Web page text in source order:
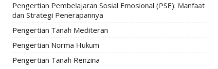
Pengertian Pembelajaran Sosial Emosional (PSE): Manfaat
dan Strategi Penerapannya
Pengertian Tanah Mediteran
Pengertian Norma Hukum
Pengertian Tanah Renzina